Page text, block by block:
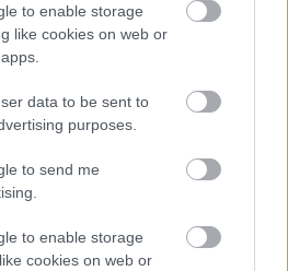
to enable storage
like cookies on web or
data to be sent to
purposes.
to send me
to enable storage
cookies on web or
lépned!
VAGY